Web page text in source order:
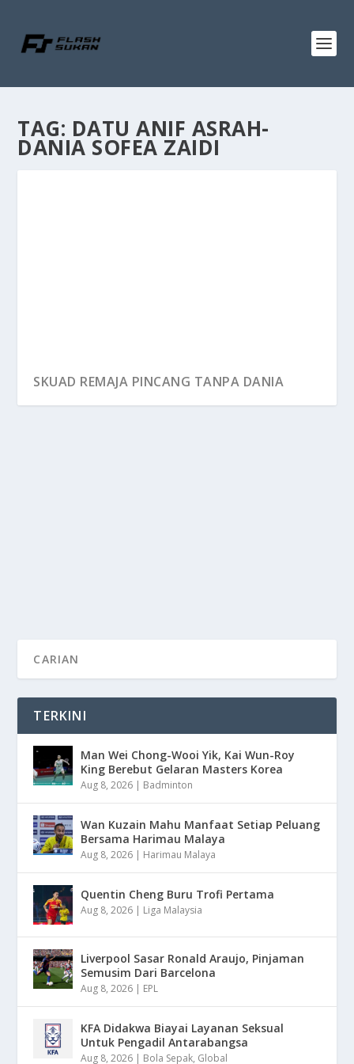
TAG: DATU ANIF ASRAH-
DANIA SOFEA ZAIDI
SKUAD REMAJA PINCANG TANPA DANIA
TERKINI
Man Wei Chong-Wooi Yik, Kai Wun-Roy
King Berebut Gelaran Masters Korea
Aug 8, 2026 | Badminton
Wan Kuzain Mahu Manfaat Setiap Peluang
Bersama Harimau Malaya
Aug 8, 2026 | Harimau Malaya
Quentin Cheng Buru Trofi Pertama
Aug 8, 2026 | Liga Malaysia
Liverpool Sasar Ronald Araujo, Pinjaman
Semusim Dari Barcelona
Aug 8, 2026 | EPL
KFA Didakwa Biayai Layanan Seksual
Untuk Pengadil Antarabangsa
Aug 8, 2026 | Bola Sepak, Global